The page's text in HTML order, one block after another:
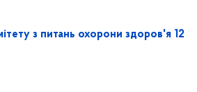
з питань охорони здоров'я 12